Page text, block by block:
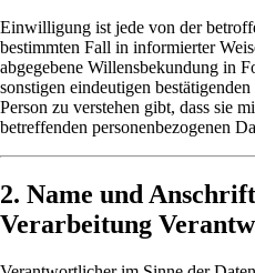
Einwilligung ist jede von der
bestimmten Fall in informierter
abgegebene Willensbekundung in
sonstigen eindeutigen
Person zu verstehen gibt, dass sie
betreffenden personenbezogenen
2. Name und
Verarbeitung